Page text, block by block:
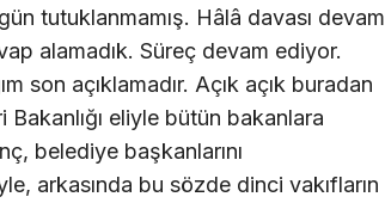
tutuklanmamış. Hâlâ davası devam
alamadık. Süreç devam ediyor.
son açıklamadır. Açık açık buradan
eliyle bütün bakanlara
belediye başkanlarını
arkasında bu sözde dinci vakıfların